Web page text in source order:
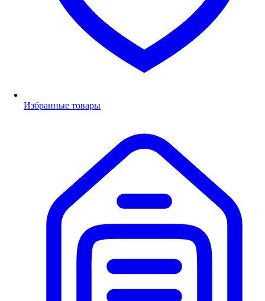
Избранные товары